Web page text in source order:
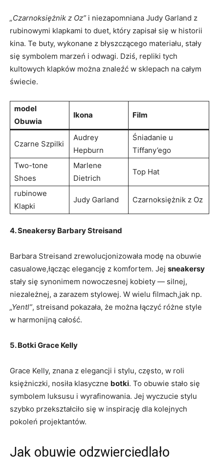
„Czarnoksiężnik z Oz” i niezapomniana Judy Garland z
rubinowymi klapkami to duet, który zapisał się w historii
kina. Te buty, wykonane z błyszczącego materiału, stały
się symbolem marzeń i odwagi. Dziś, repliki tych
kultowych klapków można znaleźć w sklepach na całym
świecie.
model
Obuwia
Ikona Film
Czarne Szpilki
Audrey
Hepburn
Śniadanie u
Tiffany’ego
Two-tone
Shoes
Marlene
Dietrich
Top Hat
rubinowe
Klapki
Judy Garland Czarnoksiężnik z Oz
4. Sneakersy Barbary Streisand
Barbara Streisand zrewolucjonizowała modę na obuwie
casualowe,łącząc elegancję z komfortem. Jej sneakersy
stały się synonimem nowoczesnej kobiety — silnej,
niezależnej, a zarazem stylowej. W wielu filmach,jak np.
„Yentl”, streisand pokazała, że można łączyć różne style
w harmonijną całość.
5. Botki Grace Kelly
Grace Kelly, znana z elegancji i stylu, często, w roli
księżniczki, nosiła klasyczne botki. To obuwie stało się
symbolem luksusu i wyrafinowania. Jej wyczucie stylu
szybko przekształciło się w inspirację dla kolejnych
pokoleń projektantów.
Jak obuwie odzwierciedlało